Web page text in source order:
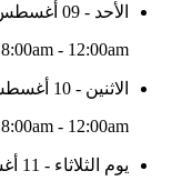
الأحد - 09 أغسطس
8:00am - 12:00am
الاثنين - 10 أغسطس
8:00am - 12:00am
يوم الثلاثاء - 11 أغسطس